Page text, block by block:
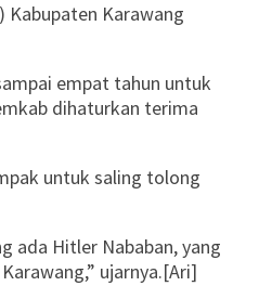
Kabupaten Karawang
empat tahun untuk
dihaturkan terima
untuk saling tolong
ada Hitler Nababan, yang
ujarnya.[Ari]